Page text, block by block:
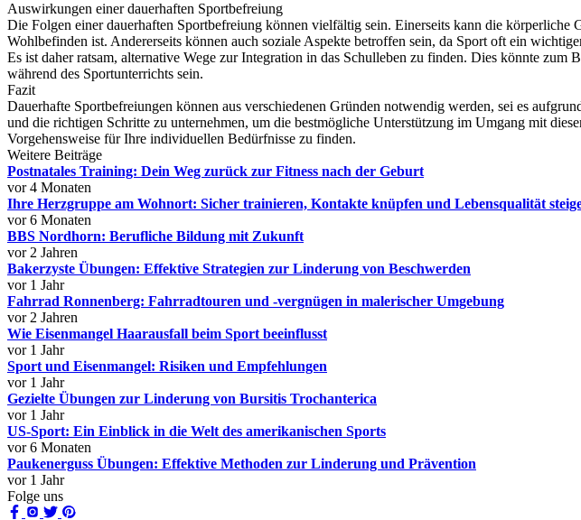
Auswirkungen einer dauerhaften Sportbefreiung
Die Folgen einer dauerhaften Sportbefreiung können vielfältig sein. Einerseits kann die
Wohlbefinden ist. Andererseits können auch soziale Aspekte betroffen sein, da Sport oft ein
Es ist daher ratsam, alternative Wege zur Integration in das Schulleben zu finden. Dies könnte
während des Sportunterrichts sein.
Fazit
Dauerhafte Sportbefreiungen können aus verschiedenen Gründen notwendig werden, sei es
und die richtigen Schritte zu unternehmen, um die bestmögliche Unterstützung im Umgang mit
Vorgehensweise für Ihre individuellen Bedürfnisse zu finden.
Weitere Beiträge
Postnatales Training: Dein Weg zurück zur Fitness nach der Geburt
vor 4 Monaten
Ihre Herzgruppe am Wohnort: Sicher trainieren, Kontakte knüpfen und Lebensqualität
vor 6 Monaten
BBS Nordhorn: Berufliche Bildung mit Zukunft
vor 2 Jahren
Bakerzyste Übungen: Effektive Strategien zur Linderung von Beschwerden
vor 1 Jahr
Fahrrad Ronnenberg: Fahrradtouren und -vergnügen in malerischer Umgebung
vor 2 Jahren
Wie Eisenmangel Haarausfall beim Sport beeinflusst
vor 1 Jahr
Sport und Eisenmangel: Risiken und Empfehlungen
vor 1 Jahr
Gezielte Übungen zur Linderung von Bursitis Trochanterica
vor 1 Jahr
US-Sport: Ein Einblick in die Welt des amerikanischen Sports
vor 6 Monaten
Paukenerguss Übungen: Effektive Methoden zur Linderung und Prävention
vor 1 Jahr
Folge uns